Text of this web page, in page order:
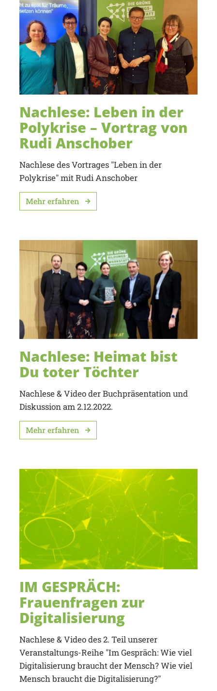
Nachlese: Leben in der
Polykrise – Vortrag von
Rudi Anschober
Nachlese des Vortrages "Leben in der
Polykrise" mit Rudi Anschober
Mehr erfahren
Nachlese: Heimat bist
Du toter Töchter
Nachlese & Video der Buchpräsentation und
Diskussion am 2.12.2022.
Mehr erfahren
IM GESPRÄCH:
Frauenfragen zur
Digitalisierung
Nachlese & Video des 2. Teil unserer
Veranstaltungs-Reihe "Im Gespräch: Wie viel
Digitalisierung braucht der Mensch? Wie viel
Mensch braucht die Digitalisierung?"